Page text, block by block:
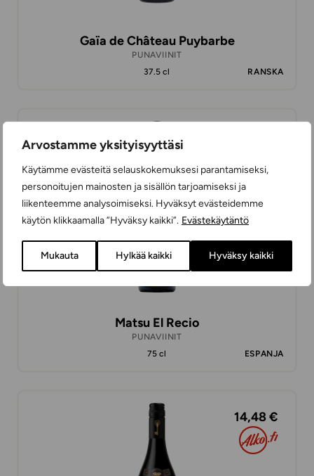
Arvostamme yksityisyyttäsi
Käytämme evästeitä selauskokemuksesi parantamiseksi,
personoitujen mainosten ja sisällön tarjoamiseksi ja
liikenteemme analysoimiseksi. Hyväksyt evästeidemme
käytön klikkaamalla ”Hyväksy kaikki”. Evästekäytäntö
Mukauta Hylkää kaikki Hyväksy kaikki
Gaïa de Château Puybarbe
PUNAVIINIT
37.5 cl
RANSKA
Matsu El Recio
PUNAVIINIT
75 cl
ESPANJA
14,48 €